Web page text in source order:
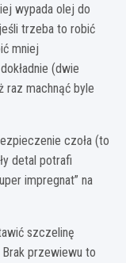
wypada olej do
trzeba to robić
mniej
(dwie
raz machnąć byle
czoła (to
detal potrafi
impregnat” na
szczelinę
Brak przewiewu to